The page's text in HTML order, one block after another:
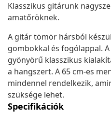
Klasszikus gitárunk
amatőröknek.
A gitár tömör hársból
gombokkal és fogólappal.
gyönyörű klasszikus
a hangszert. A 65 cm-es
mindennel rendelkezik,
szüksége lehet.
Specifikációk